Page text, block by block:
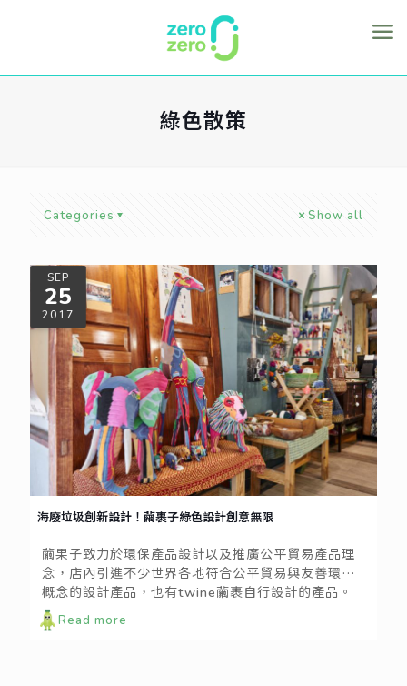
綠色散策
Categories Show all
SEP
25
2017
海廢垃圾創新設計！繭裹子綠色設計創意無限
繭果子致力於環保產品設計以及推廣公平貿易產品理
念，店內引進不少世界各地符合公平貿易與友善環境
概念的設計產品，也有twine繭裹自行設計的產品。
其中最特別的是「海廢拖動物裝飾品」，twine繭裹
與肯亞當地的居民一起合力淨化海洋與河川，不僅為
Read more